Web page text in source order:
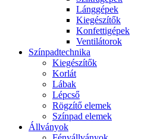
Lánggépek
Kiegészítők
Konfettigépek
Ventilátorok
Színpadtechnika
Kiegészítők
Korlát
Lábak
Lépcső
Rögzítő elemek
Színpad elemek
Állványok